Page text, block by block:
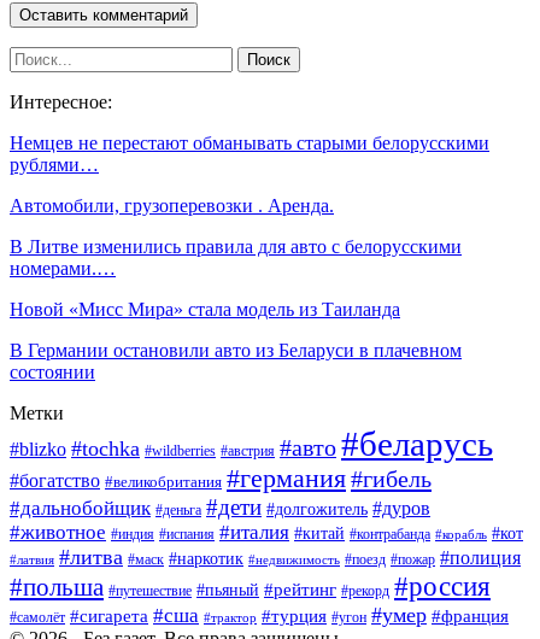
Интересное:
Немцев не перестают обманывать старыми белорусскими
рублями…
Автомобили, грузоперевозки . Аренда.
В Литве изменились правила для авто с белорусскими
номерами.…
Новой «Мисс Мира» стала модель из Таиланда
В Германии остановили авто из Беларуси в плачевном
состоянии
Метки
#blizko #tochka #wildberries #австрия #авто#беларусь
#богатство #великобритания #германия#гибель
#дальнобойщик #деньга #дети #долгожитель #дуров
#животное #индия #испания #италия #китай #контрабанда #корабль #кот
#латвия #литва #маск #наркотик #недвижимость #поезд #пожар #полиция
#польша #путешествие #пьяный #рейтинг #рекорд #россия
#самолёт #сигарета #сша #трактор #турция #угон #умер #франция